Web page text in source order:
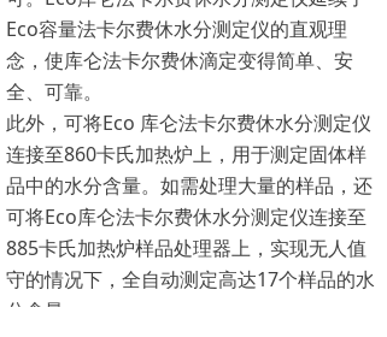
Eco容量法卡尔费休水分测定仪的直观理
念，使库仑法卡尔费休滴定变得简单、安
全、可靠。
此外，可将Eco 库仑法卡尔费休水分测定仪
连接至860卡氏加热炉上，用于测定固体样
品中的水分含量。如需处理大量的样品，还
可将Eco库仑法卡尔费休水分测定仪连接至
885卡氏加热炉样品处理器上，实现无人值
守的情况下，全自动测定高达17个样品的水
分含量。